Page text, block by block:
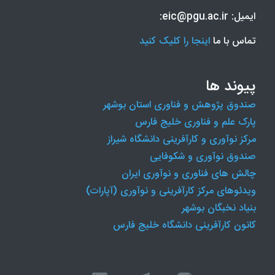
ایمیل: eic@pgu.ac.ir:
تماس با ما اینجا را کلیک کنید
پیوند ها
صندوق پژوهش و فناوری استان بوشهر
پارک علم و فناوری خلیج فارس
مرکز نوآوری و کارآفرینی دانشگاه شیراز
صندوق نوآوری و شکوفایی
چالش های فناوری و نوآوری ایران
ویدئوهای مرکز کارآفرینی و نوآوری (آپارات)
بنیاد نخبگان بوشهر
کانون کارآفرینی دانشگاه خلیج فارس